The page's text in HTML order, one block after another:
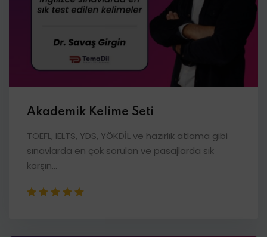
Akademik Kelime Seti
TOEFL, IELTS, YDS, YÖKDİL ve hazırlık atlama gibi
sınavlarda en çok sorulan ve pasajlarda sık
karşın...